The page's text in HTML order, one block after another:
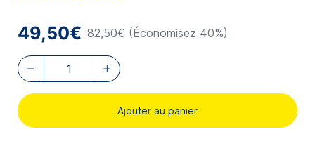
49,50€ 82,50€ (Économisez 40%)
Ajouter au panier